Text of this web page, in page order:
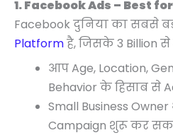
1. Facebook Ads – Best
Facebook दुनिया का सबसे
Platformहै, जिसके 3 Billion से
आप Age, Location,
Behavior के हिसाब से
Small Business
Campaign शुरू कर